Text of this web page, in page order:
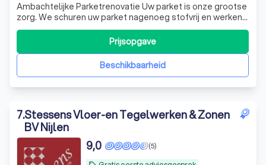
Ambachtelijke Parketrenovatie Uw parket is onze grootse
zorg. We schuren uw parket nagenoeg stofvrij en werken
het tot in de puntjes af met de nieuwste technologie.
Door voor ons te kiezen, bent u zeker van een kwalitatieve
parketrenovatie.
Beschikbaarheid
Prijsopgave
7.Stessens Vloer-en Tegelwerken & Zonen
BV Nijlen
(5)
9,0